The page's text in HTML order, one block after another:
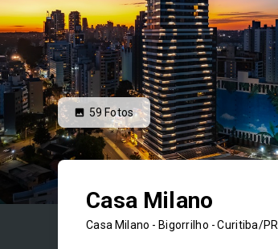
59Fotos
Casa Milano
Casa Milano - Bigorrilho - Curitiba/PR